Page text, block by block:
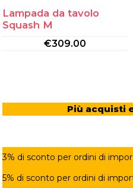
Lampada da tavolo
Squash M
€309.00
Più acquisti
3% di sconto per ordini di
5% di sconto per ordini di